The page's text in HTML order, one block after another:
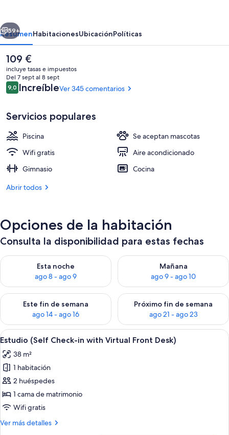
by
Kasa
Vestíbulo
Siguiente
59+
ResumenHabitacionesUbicaciónPolíticas
El
precio
actual
es
de
109 €
incluye tasas e impuestos
Del 7 sept al 8 sept
Comentarios
9,09,0 de 10
IncreíbleVer 345 comentarios
Servicios populares
Piscina
Se aceptan mascotas
Wifi gratis
Aire acondicionado
Gimnasio
Cocina
Abrir todos
Opciones de la habitación
Consulta la disponibilidad para estas fechas
Esta noche
ago 8 - ago 9
Consulta la disponibilidad para esta noche, ago 8 - ago 9
Mañana
ago 9 - ago 10
Consulta la disponibilidad
Este fin de semana
ago 14 - ago 16
Consulta la disponibilidad para este fin de semana, ago 14 -
Próximo fin de semana
ago 21 - ago 23
Consulta la disponibilidad
Abrir
todas
las
fotos
de
Estudio
(Self
in
Estudio (Self Check-in with Virtual
8
Estudio (Self Check-in with Virtual Front Desk)
38 m²
1 habitación
2 huéspedes
1 cama de matrimonio
Wifi gratis
Ver más detalles
Más